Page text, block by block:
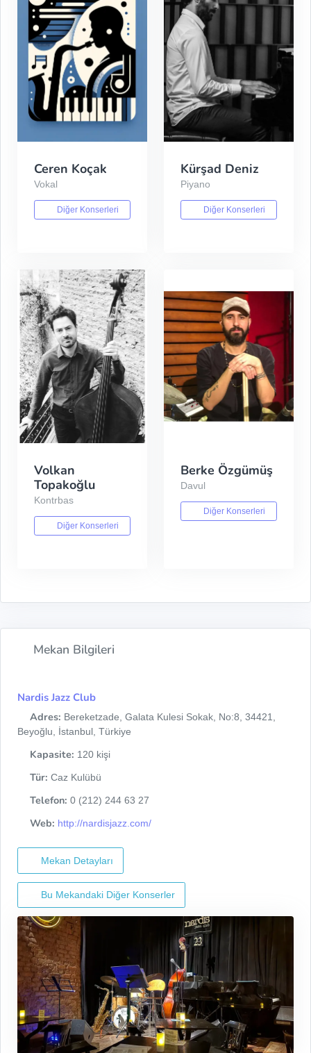
Ceren Koçak
Vokal
Diğer Konserleri
Kürşad Deniz
Piyano
Diğer Konserleri
Volkan
Topakoğlu
Kontrbas
Diğer Konserleri
Berke Özgümüş
Davul
Diğer Konserleri
Mekan Bilgileri
Nardis Jazz Club
Adres: Bereketzade, Galata Kulesi Sokak, No:8, 34421,
Beyoğlu, İstanbul, Türkiye
Kapasite: 120 kişi
Tür: Caz Kulübü
Telefon: 0 (212) 244 63 27
Web: http://nardisjazz.com/
Mekan Detayları
Bu Mekandaki Diğer Konserler